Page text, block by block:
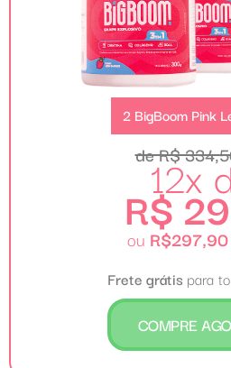
2 BigBoom Pink
de R$
12x
R$
ou R$297,90
Frete grátis para
COMPRE